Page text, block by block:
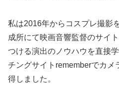
私は2016年からコスプレ撮影
成所にて映画音響監督のサイ
つける演出のノウハウを直接
チングサイトrememberでカメ
得しました。